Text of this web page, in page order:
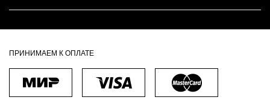
ПРИНИМАЕМ К ОПЛАТЕ